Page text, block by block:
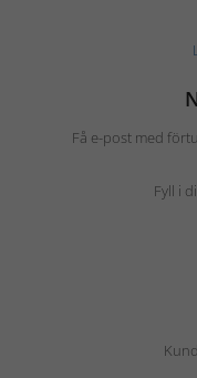
Få e-post med
Fyll i